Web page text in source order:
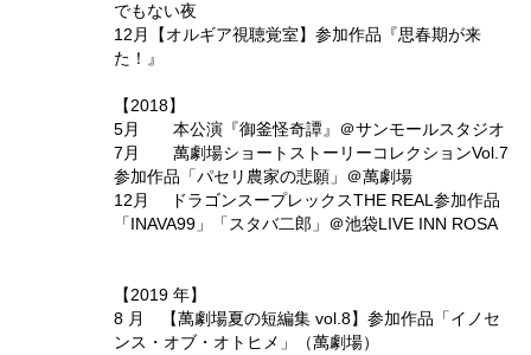
でもない夜
12月【オルギア視聴覚室】参加作品『思春期が来
た！』
【2018】
5月 本公演『御釜怪奇譚』＠サンモールスタジオ
7月 萬劇場ショートストーリーコレクションVol.7
参加作品「パセリ農家の悲願」＠萬劇場
12月 ドラゴンスープレックスTHE REAL参加作品
「INAVA99」「スタバ二郎」＠池袋LIVE INN ROSA
【2019 年】
8 月 【萬劇場夏の短編集 vol.8】参加作品「イノセ
ンス・オブ・オトヒメ」（萬劇場）